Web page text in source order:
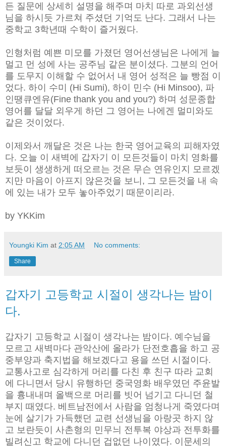
든 질문에 상세히 설명을 해주며 마치 따로 과외선생
님을 하시듯 가르쳐 주셨던 기억도 난다. 그래서 나는
중학교 3학년때 수학이 즐거웠다.
인형처럼 예쁜 미모를 가졌던 영어선생님은 나에게 늘
멀고 먼 성에 사는 공주님 같은 분이셨다. 그분의 언어
를 도무지 이해할 수 없어서 내 영어 성적은 늘 빵점 이
었다. 하이 수미 (Hi Sumi), 하이 민수 (Hi Minsoo), 파
인땡큐엔유(Fine thank you and you?) 하며 성문종합
영어를 달달 외우게 하던 그 영어는 나에겐 멀미와도
같은 것이었다.
이제와서 깨달은 것은 나는 한국 영어교육의 피해자였
다. 오늘 이 새벽에 갑자기 이 모든것들이 마치 영화를
보듯이 생생하게 떠오르는 것은 무슨 연유인지 모르겠
지만 마음이 아프지 않은것을 보니, 그 모든것을 내 속
에 있는 내가 모두 놓아주었기 때문이리라.
by YKKim
Youngki Kim at 2:05 AM No comments:
Share
갑자기 고등학교 시절이 생각나는 밤이
다.
갑자기 고등학교 시절이 생각나는 밤이다. 예수님을
모르고 새벽마다 관악산에 올라가 단전호흡을 하고 공
중부양과 축지법을 해보겠다고 용을 쓰던 시절이다.
교통사고로 심각하게 머리를 다친 후 친구 따라 교회
에 다니면서 당시 유행하던 중국영화 배우였던 주윤발
을 흉내내며 올백으로 머리를 빗어 넘기고 다니던 철
부지 때였다. 베트남전에서 사람을 엄청나게 죽였다며
눈에 살기가 가득했던 교련 선생님을 아랑곳 하지 않
고 보란듯이 사촌형의 민무늬 전투복 야상과 전투화를
빌려신고 학교에 다니던 겁없던 나이였다. 이문세의